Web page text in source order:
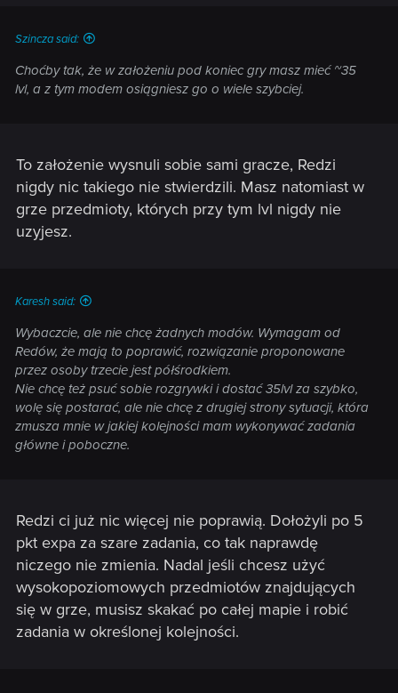
Szincza said:
Choćby tak, że w założeniu pod koniec gry masz mieć ~35
lvl, a z tym modem osiągniesz go o wiele szybciej.
To założenie wysnuli sobie sami gracze, Redzi
nigdy nic takiego nie stwierdzili. Masz natomiast w
grze przedmioty, których przy tym lvl nigdy nie
uzyjesz.
Karesh said:
Wybaczcie, ale nie chcę żadnych modów. Wymagam od
Redów, że mają to poprawić, rozwiązanie proponowane
przez osoby trzecie jest półśrodkiem.
Nie chcę też psuć sobie rozgrywki i dostać 35lvl za szybko,
wolę się postarać, ale nie chcę z drugiej strony sytuacji, która
zmusza mnie w jakiej kolejności mam wykonywać zadania
główne i poboczne.
Redzi ci już nic więcej nie poprawią. Dołożyli po 5
pkt expa za szare zadania, co tak naprawdę
niczego nie zmienia. Nadal jeśli chcesz użyć
wysokopoziomowych przedmiotów znajdujących
się w grze, musisz skakać po całej mapie i robić
zadania w określonej kolejności.